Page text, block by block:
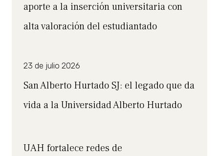
aporte a la inserción universitaria con
alta valoración del estudiantado
23 de julio 2026
San Alberto Hurtado SJ: el legado que da
vida a la Universidad Alberto Hurtado
UAH fortalece redes de